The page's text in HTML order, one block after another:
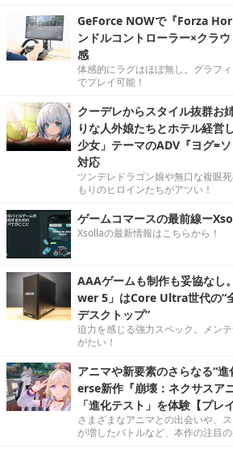
GeForce NOWで『Forza
ンドルコントローラー×クラ
感
体感的にラグはほぼ無し。グラフ
でプレイ可能！
クーデレからスタイル抜群お
りな人外娘たちとホテル経営
少女」テーマのADV『ヨグ=
対応
ツンデレドラゴン娘や無口な複眼
もりのヒロインたちがアツい！
ゲームコマースの最前線ー
Xsollaの最新情報はこちらから！
AAAゲームも制作も妥協な
wer 5」はCore Ultra世代の“
デスクトップ”
迫力を感じる強力スペック。メン
がたい！
アニマや新要素のさらなる“
erse新作『崩壊：ネクサスア
「進化テスト」を体験【プレ
さまざまなアニマとの出会いや、
が増したバトルなど、本作の注目